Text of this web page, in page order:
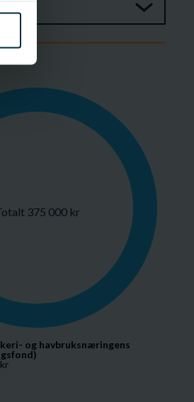
375 000 kr
og havbruksnæringens